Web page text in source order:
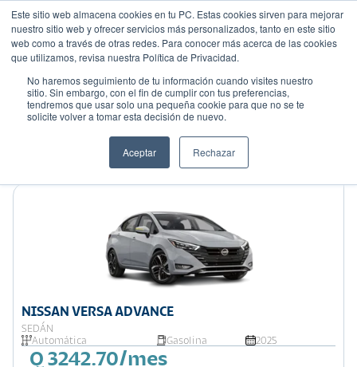
Este sitio web almacena cookies en tu PC. Estas cookies sirven para mejorar
nuestro sitio web y ofrecer servicios más personalizados, tanto en este sitio
web como a través de otras redes. Para conocer más acerca de las cookies
que utilizamos, revisa nuestra Política de Privacidad.
No haremos seguimiento de tu información cuando visites nuestro
sitio. Sin embargo, con el fin de cumplir con tus preferencias,
tendremos que usar solo una pequeña cookie para que no se te
solicite volver a tomar esta decisión de nuevo.
Aceptar Rechazar
Mostrando 9 de 10
Ordenar por:Precio: Menor a Mayor
NISSAN VERSA ADVANCE
SEDÁN
Automática
Gasolina 2025
Q 3242.70/mes